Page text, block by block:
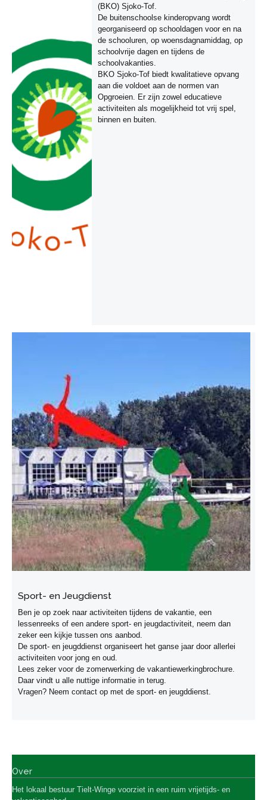
(BKO) Sjoko-Tof.
De buitenschoolse kinderopvang wordt
georganiseerd op schooldagen voor en na
de schooluren, op woensdagnamiddag, op
schoolvrije dagen en tijdens de
schoolvakanties.
BKO Sjoko-Tof biedt kwalitatieve opvang
aan die voldoet aan de normen van
Opgroeien. Er zijn zowel educatieve
activiteiten als mogelijkheid tot vrij spel,
binnen en buiten.
Sport- en Jeugdienst
Ben je op zoek naar activiteiten tijdens de vakantie, een
lessenreeks of een andere sport- en jeugdactiviteit, neem dan
zeker een kijkje tussen ons aanbod.
De sport- en jeugddienst organiseert het ganse jaar door allerlei
activiteiten voor jong en oud.
Lees zeker voor de zomerwerking de vakantiewerkingbrochure.
Daar vindt u alle nuttige informatie in terug.
Vragen? Neem contact op met de sport- en jeugddienst.
Over
Het lokaal bestuur Tielt-Winge voorziet in een ruim vrijetijds- en